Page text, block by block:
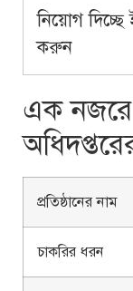
নিয়োগ
করুন
এক নজরে
প্রতিষ্ঠানের নাম
চাকরির ধরন